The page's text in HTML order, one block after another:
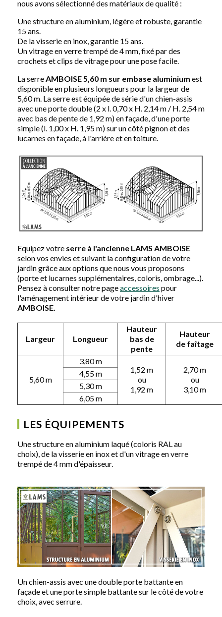
nous avons sélectionné des matériaux de qualité :
Une structure en aluminium, légère et robuste, garantie
15 ans.
De la visserie en inox, garantie 15 ans.
Un vitrage en verre trempé de 4 mm, fixé par des
crochets et clips de vitrage pour une pose facile.
La serre AMBOISE 5,60 m sur embase aluminium est
disponible en plusieurs longueurs pour la largeur de
5,60 m. La serre est équipée de série d'un chien-assis
avec une porte double (2 x l. 0,70 x H. 2,14 m / H. 2,54 m
avec bas de pente de 1,92 m) en façade, d'une porte
simple (l. 1,00 x H. 1,95 m) sur un côté pignon et des
lucarnes en façade, à l'arrière et en toiture.
Equipez votre serre à l'ancienne LAMS AMBOISE
selon vos envies et suivant la configuration de votre
jardin grâce aux options que nous vous proposons
(porte et lucarnes supplémentaires, coloris, ombrage...).
Pensez à consulter notre pageaccessoires pour
l'aménagement intérieur de votre jardin d'hiver
AMBOISE.
Largeur Longueur
Hauteur
bas de
pente
Hauteur
de faîtage
5,60 m
3,80 m
1,52 m
ou
1,92 m
2,70 m
ou
3,10 m
4,55 m
5,30 m
6,05 m
LES ÉQUIPEMENTS
Une structure en aluminium laqué (coloris RAL au
choix), de la visserie en inox et d'un vitrage en verre
trempé de 4 mm d'épaisseur.
Un chien-assis avec une double porte battante en
façade et une porte simple battante sur le côté de votre
choix, avec serrure.